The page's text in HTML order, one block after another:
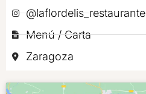
@laflordelis_restaurante
Menú / Carta
Zaragoza